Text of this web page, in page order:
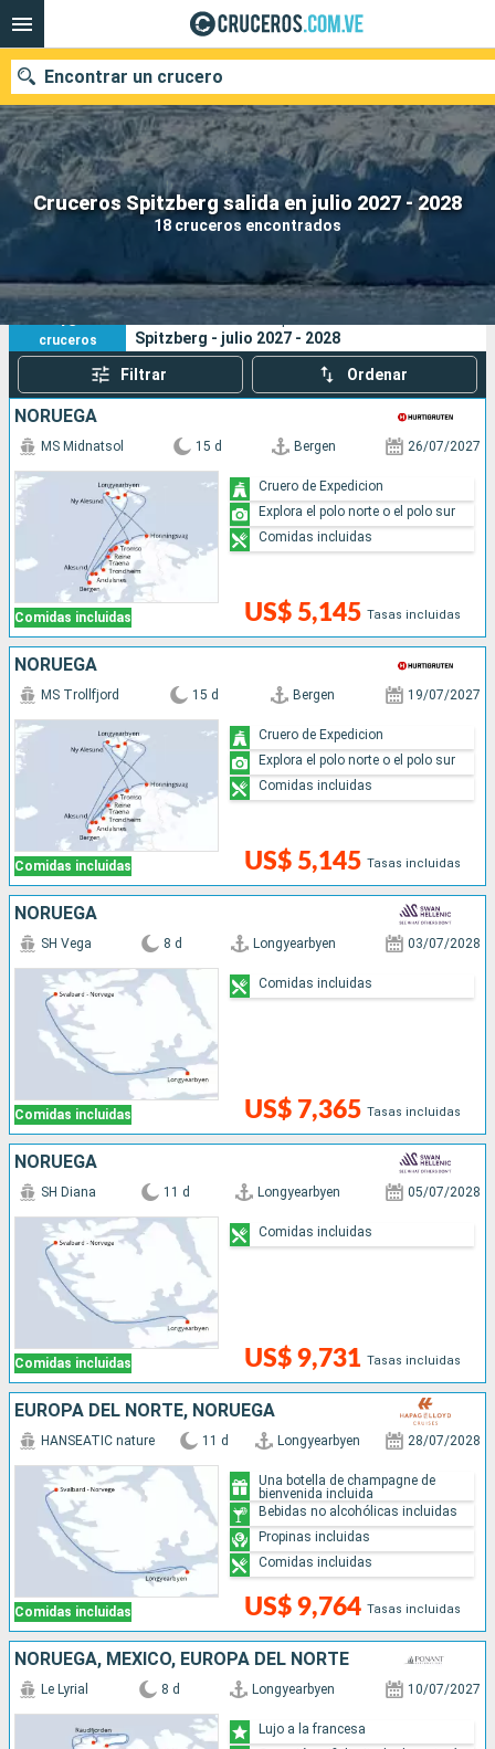
Cruceros Spitzberg salida en julio 2027 - 2028
18 cruceros encontrados
Encontrar un crucero
Nuestros destinos
Puertos Compañías
Buscar
18
cruceros
Spitzberg - julio 2027 - 2028
Filtrar Ordenar
NORUEGA
Comidas incluidas
MS Midnatsol 15 d Bergen 26/07/2027
US$ 5,145 Tasas incluidas
Cruero de Expedicion
Explora el polo norte o el polo sur
Comidas incluidas
NORUEGA
Comidas incluidas
MS Trollfjord 15 d Bergen 19/07/2027
US$ 5,145 Tasas incluidas
Cruero de Expedicion
Explora el polo norte o el polo sur
Comidas incluidas
NORUEGA
Comidas incluidas
SH Vega 8 d Longyearbyen 03/07/2028
US$ 7,365 Tasas incluidas
Comidas incluidas
NORUEGA
Comidas incluidas
SH Diana 11 d Longyearbyen 05/07/2028
US$ 9,731 Tasas incluidas
Comidas incluidas
EUROPA DEL NORTE, NORUEGA
Comidas incluidas
HANSEATIC nature 11 d Longyearbyen 28/07/2028
US$ 9,764 Tasas incluidas
Una botella de champagne de
bienvenida incluida
Bebidas no alcohólicas incluidas
Propinas incluidas
Comidas incluidas
NORUEGA, MÉXICO, EUROPA DEL NORTE
Le Lyrial 8 d Longyearbyen 10/07/2027
Lujo a la francesa